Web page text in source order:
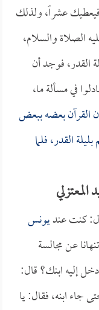
فيعطيك عشراً، ولذلك
الصلاة والسلام،
القدر، فوجد أن
في مسألة ما،
القرآن بعضه ببعض
القدر، فلما
كنت عنديونس
عن مجالسة
إليه ابنك؟ قال:
جاء ابنه، فقال: يا